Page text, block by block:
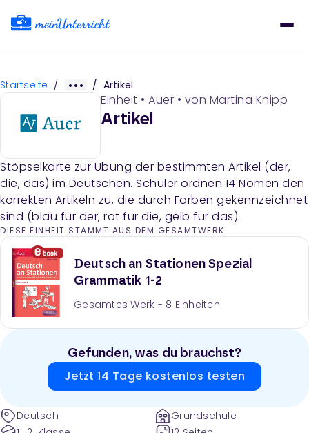
Startseite / / Artikel
Einheit • Auer • von Martina Knipp
Artikel
Stöpselkarte zur Übung der bestimmten Artikel (der,
die, das) im Deutschen. Schüler ordnen 14 Nomen den
korrekten Artikeln zu, die durch Farben gekennzeichnet
sind (blau für der, rot für die, gelb für das).
DIESE EINHEIT STAMMT AUS DEM GESAMTWERK:
Deutsch an Stationen Spezial
Grammatik 1-2
Gesamtes Werk - 8 Einheiten
Gefunden, was du brauchst?
Jetzt 14 Tage kostenlos testen
Deutsch
Grundschule